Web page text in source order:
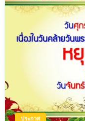
ประกาศ